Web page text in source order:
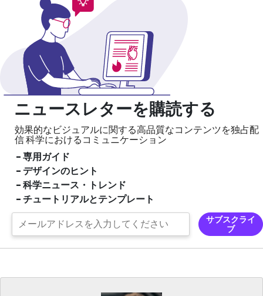
ニュースレターを購読する
効果的なビジュアルに関する高品質なコンテンツを独占配
信科学におけるコミュニケーション
- 専用ガイド
- デザインのヒント
- 科学ニュース・トレンド
- チュートリアルとテンプレート
サブスクライ
ブ